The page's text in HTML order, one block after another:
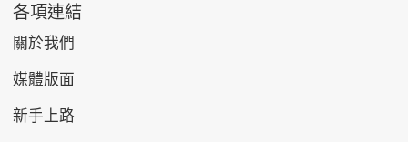
各項連結
關於我們
媒體版面
新手上路